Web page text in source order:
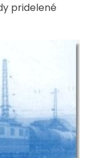
pridelené